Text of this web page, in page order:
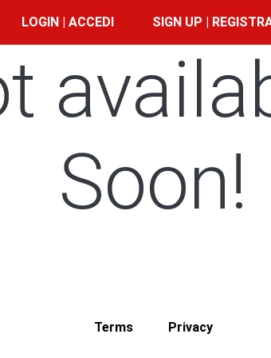
LOGIN | ACCEDI SIGN UP |
Soon!
Terms Privacy